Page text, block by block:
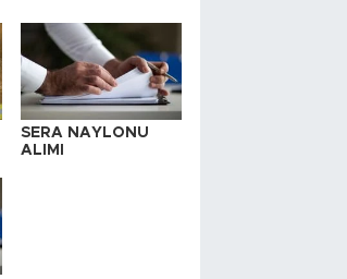
SERA NAYLONU
ALIMI